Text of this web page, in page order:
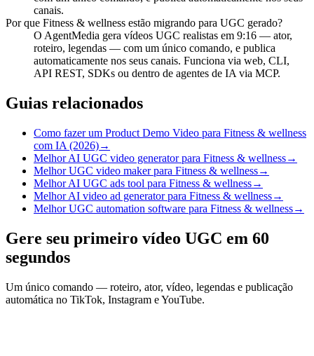
canais.
Por que Fitness & wellness estão migrando para UGC gerado?
O AgentMedia gera vídeos UGC realistas em 9:16 — ator,
roteiro, legendas — com um único comando, e publica
automaticamente nos seus canais. Funciona via web, CLI,
API REST, SDKs ou dentro de agentes de IA via MCP.
Guias relacionados
Como fazer um Product Demo Video para Fitness & wellness
com IA (2026)→
Melhor AI UGC video generator para Fitness & wellness→
Melhor UGC video maker para Fitness & wellness→
Melhor AI UGC ads tool para Fitness & wellness→
Melhor AI video ad generator para Fitness & wellness→
Melhor UGC automation software para Fitness & wellness→
Gere seu primeiro vídeo UGC em 60
segundos
Um único comando — roteiro, ator, vídeo, legendas e publicação
automática no TikTok, Instagram e YouTube.